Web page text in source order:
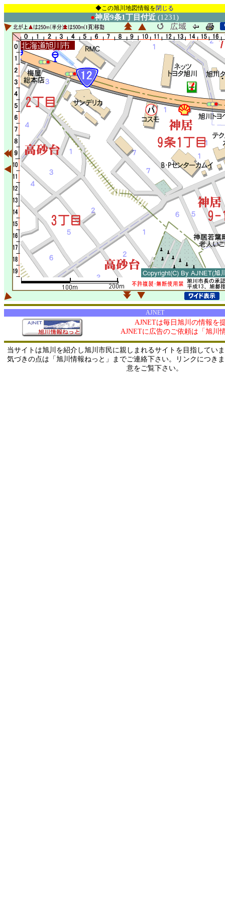
◆この旭川地図情報を閉じる
●神居9条1丁目付近 (1231)
AJNET
AJNETは毎日旭川の情報を
AJNETに広告のご依頼は「旭川
当サイトは旭川を紹介し旭川市民に親しまれるサイトを目指してい
気づきの点は「旭川情報ねっと」までご連絡下さい。リンクにつき
意をご覧下さい。